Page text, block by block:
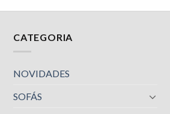
CATEGORIA
NOVIDADES
SOFÁS